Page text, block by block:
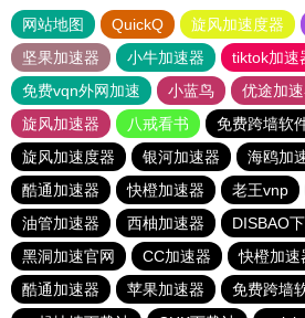
网站地图 QuickQ 旋风加速度器
坚果加速器
小牛加速器 tiktok加速
免费vqn外网加速
小蓝鸟 优途加
旋风加速器
八戒看书 免费跨墙软
旋风加速度器
银河加速器 海鸥加
酷通加速器
快橙加速器 老王vnp
油管加速器
西柚加速器 DISBAO
黑洞加速官网
CC加速器 快橙加速
酷通加速器
苹果加速器 免费跨墙